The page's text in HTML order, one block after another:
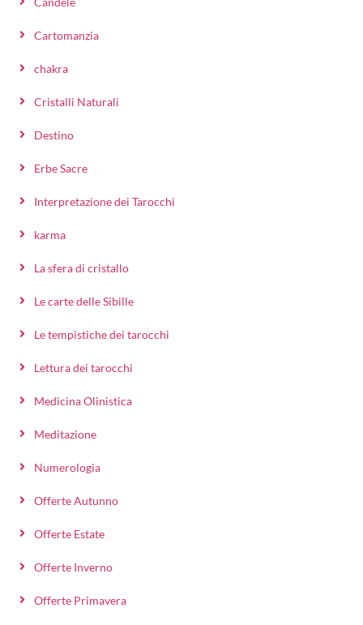
Cartomanzia
chakra
Cristalli Naturali
Destino
Erbe Sacre
Interpretazione dei Tarocchi
karma
La sfera di cristallo
Le carte delle Sibille
Le tempistiche dei tarocchi
Lettura dei tarocchi
Medicina Olinistica
Meditazione
Numerologia
Offerte Autunno
Offerte Estate
Offerte Inverno
Offerte Primavera